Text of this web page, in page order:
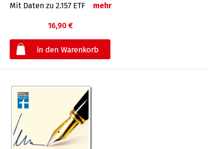
Mit Daten zu 2.157 ETF mehr
16,90 €